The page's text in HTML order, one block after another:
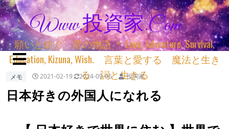
Www.投資家.com
願いと紡ぐ 君の物語 ＊ Love, Adventure, Survival,
Education, Kizuna, Wish. 言葉と愛する 魔法と生き
る 詞と生きる
メモ 2021-02-19 2024-09-06 投詞家
日本好きの外国人になれる